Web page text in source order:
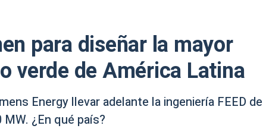
para diseñar la mayor
verde de América Latina
Energy llevar adelante la ingeniería FEED de
¿En qué país?